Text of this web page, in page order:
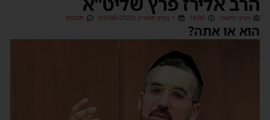
אביב נחשוני 18:00 י׳ בסיון תשפ״ב (09/06/2022) תגובות
הוא או אתה?